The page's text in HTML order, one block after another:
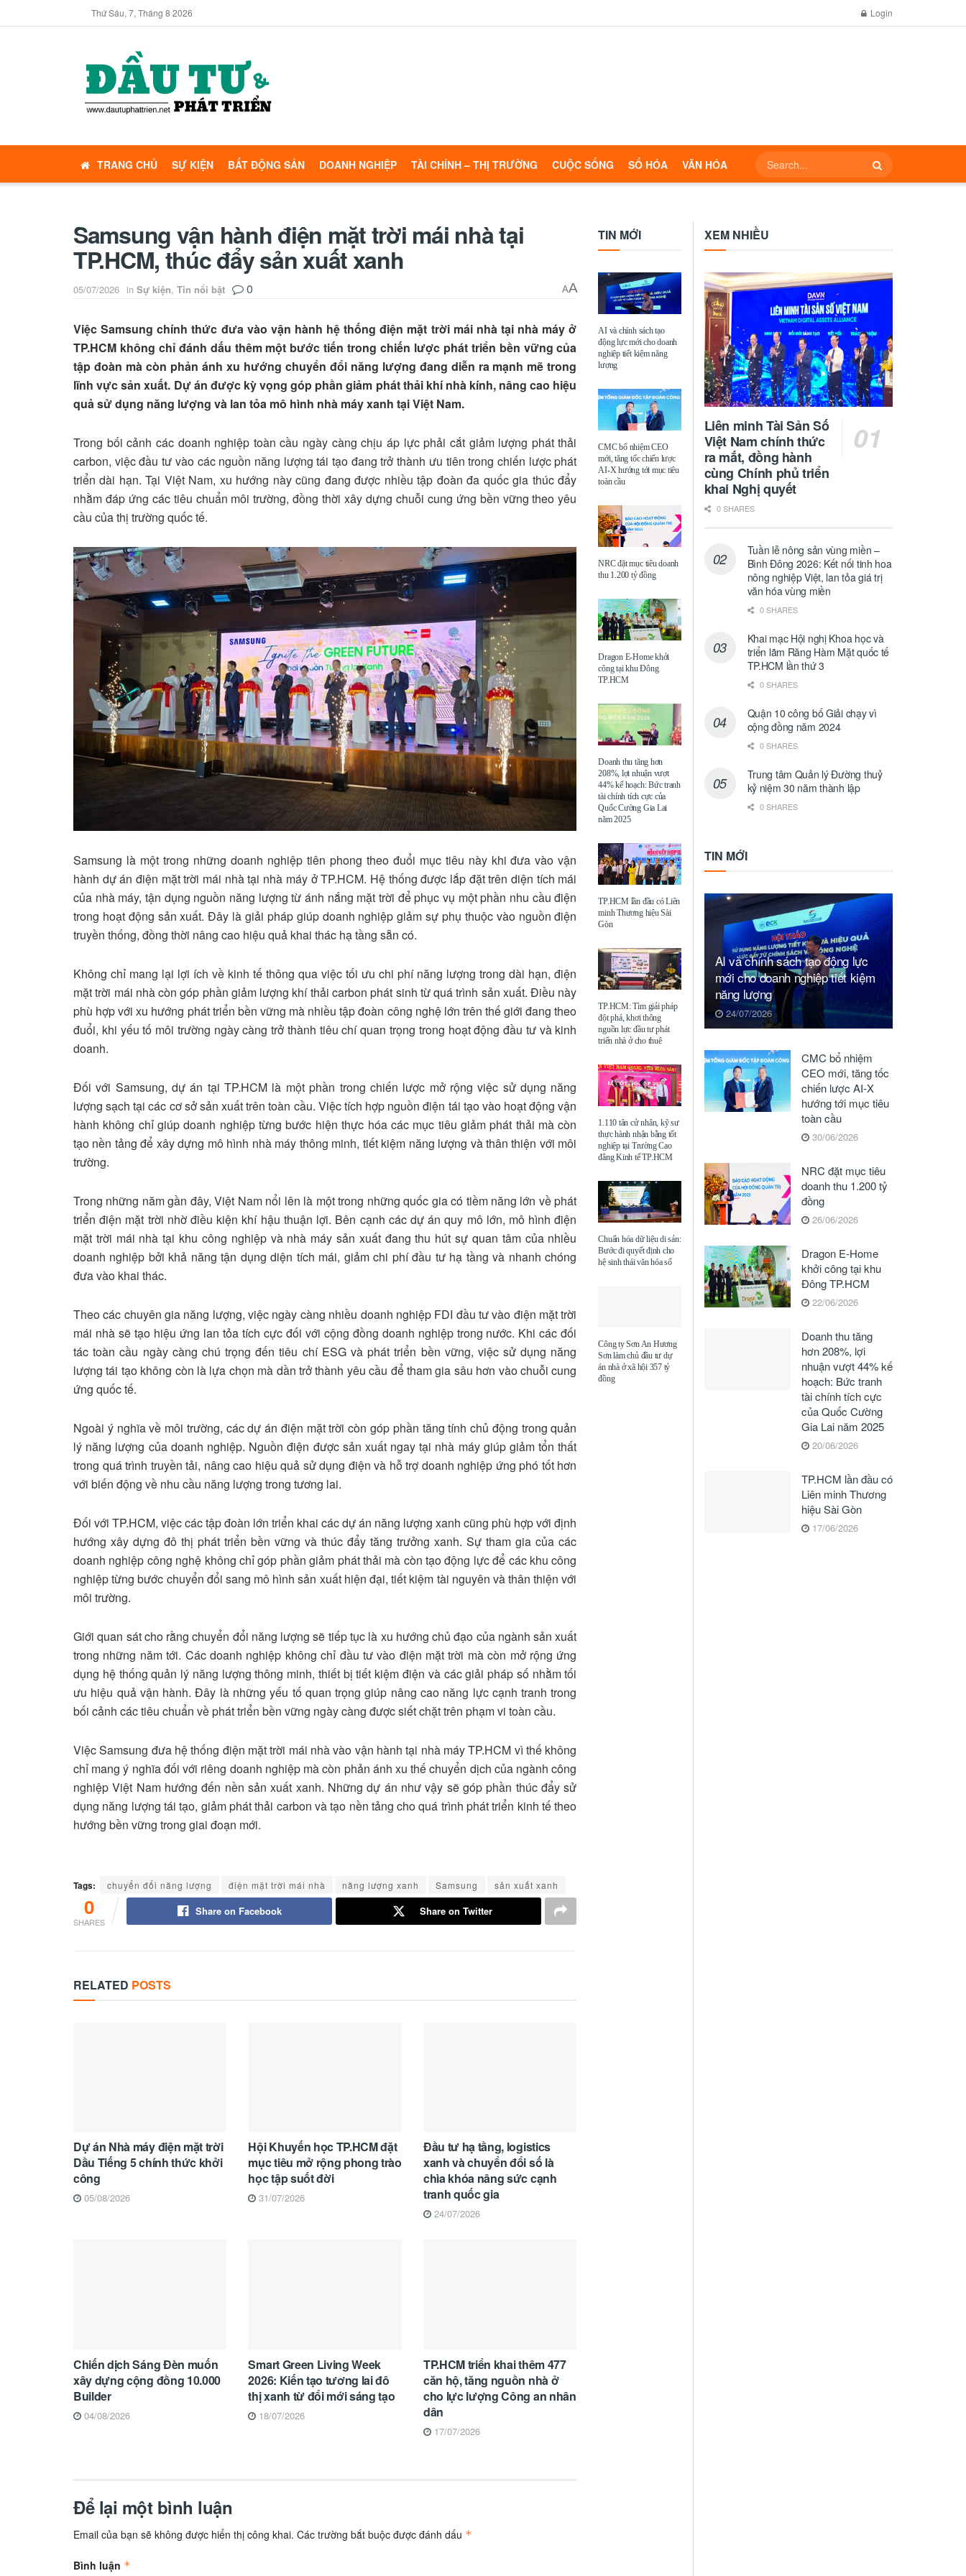
Thứ Sáu, 7, Tháng 8 2026 Login
TRANG CHỦ SỰ KIỆN BẤT ĐỘNG SẢN DOANH NGHIỆP TÀI CHÍNH – THỊ TRƯỜNG CUỘC SỐNG SỐ HÓA VĂN HÓA
Samsung vận hành điện mặt trời mái nhà tại
TP.HCM, thúc đẩy sản xuất xanh
05/07/2026 in Sự kiện, Tin nổi bật 0 AA
Việc Samsung chính thức đưa vào vận hành hệ thống điện mặt trời mái nhà tại nhà máy ở
TP.HCM không chỉ đánh dấu thêm một bước tiến trong chiến lược phát triển bền vững của
tập đoàn mà còn phản ánh xu hướng chuyển đổi năng lượng đang diễn ra mạnh mẽ trong
lĩnh vực sản xuất. Dự án được kỳ vọng góp phần giảm phát thải khí nhà kính, nâng cao hiệu
quả sử dụng năng lượng và lan tỏa mô hình nhà máy xanh tại Việt Nam.
Trong bối cảnh các doanh nghiệp toàn cầu ngày càng chịu áp lực phải cắt giảm lượng phát thải
carbon, việc đầu tư vào các nguồn năng lượng tái tạo đang trở thành ưu tiên trong chiến lược phát
triển dài hạn. Tại Việt Nam, xu hướng này cũng đang được nhiều tập đoàn đa quốc gia thúc đẩy
nhằm đáp ứng các tiêu chuẩn môi trường, đồng thời xây dựng chuỗi cung ứng bền vững theo yêu
cầu của thị trường quốc tế.
Samsung là một trong những doanh nghiệp tiên phong theo đuổi mục tiêu này khi đưa vào vận
hành dự án điện mặt trời mái nhà tại nhà máy ở TP.HCM. Hệ thống được lắp đặt trên diện tích mái
của nhà máy, tận dụng nguồn năng lượng từ ánh nắng mặt trời để phục vụ một phần nhu cầu điện
trong hoạt động sản xuất. Đây là giải pháp giúp doanh nghiệp giảm sự phụ thuộc vào nguồn điện
truyền thống, đồng thời nâng cao hiệu quả khai thác hạ tầng sẵn có.
Không chỉ mang lại lợi ích về kinh tế thông qua việc tối ưu chi phí năng lượng trong dài hạn, điện
mặt trời mái nhà còn góp phần giảm lượng khí thải carbon phát sinh từ quá trình sản xuất. Điều này
phù hợp với xu hướng phát triển bền vững mà nhiều tập đoàn công nghệ lớn trên thế giới đang theo
đuổi, khi yếu tố môi trường ngày càng trở thành tiêu chí quan trọng trong hoạt động đầu tư và kinh
doanh.
Đối với Samsung, dự án tại TP.HCM là một phần trong chiến lược mở rộng việc sử dụng năng
lượng sạch tại các cơ sở sản xuất trên toàn cầu. Việc tích hợp nguồn điện tái tạo vào hoạt động vận
hành không chỉ giúp doanh nghiệp từng bước hiện thực hóa các mục tiêu giảm phát thải mà còn
tạo nền tảng để xây dựng mô hình nhà máy thông minh, tiết kiệm năng lượng và thân thiện với môi
trường.
Trong những năm gần đây, Việt Nam nổi lên là một trong những quốc gia có tiềm năng lớn về phát
triển điện mặt trời nhờ điều kiện khí hậu thuận lợi. Bên cạnh các dự án quy mô lớn, mô hình điện
mặt trời mái nhà tại khu công nghiệp và nhà máy sản xuất đang thu hút sự quan tâm của nhiều
doanh nghiệp bởi khả năng tận dụng diện tích mái, giảm chi phí đầu tư hạ tầng và nhanh chóng
đưa vào khai thác.
Theo các chuyên gia năng lượng, việc ngày càng nhiều doanh nghiệp FDI đầu tư vào điện mặt trời
mái nhà sẽ tạo hiệu ứng lan tỏa tích cực đối với cộng đồng doanh nghiệp trong nước. Khi các đối
tác toàn cầu ngày càng chú trọng đến tiêu chí ESG và phát triển bền vững, việc sử dụng năng
lượng tái tạo không còn là lựa chọn mà dần trở thành yêu cầu để tham gia sâu hơn vào chuỗi cung
ứng quốc tế.
Ngoài ý nghĩa về môi trường, các dự án điện mặt trời còn góp phần tăng tính chủ động trong quản
lý năng lượng của doanh nghiệp. Nguồn điện được sản xuất ngay tại nhà máy giúp giảm tổn thất
trong quá trình truyền tải, nâng cao hiệu quả sử dụng điện và hỗ trợ doanh nghiệp ứng phó tốt hơn
với biến động về nhu cầu năng lượng trong tương lai.
Đối với TP.HCM, việc các tập đoàn lớn triển khai các dự án năng lượng xanh cũng phù hợp với định
hướng xây dựng đô thị phát triển bền vững và thúc đẩy tăng trưởng xanh. Sự tham gia của các
doanh nghiệp công nghệ không chỉ góp phần giảm phát thải mà còn tạo động lực để các khu công
nghiệp từng bước chuyển đổi sang mô hình sản xuất hiện đại, tiết kiệm tài nguyên và thân thiện với
môi trường.
Giới quan sát cho rằng chuyển đổi năng lượng sẽ tiếp tục là xu hướng chủ đạo của ngành sản xuất
trong những năm tới. Các doanh nghiệp không chỉ đầu tư vào điện mặt trời mà còn mở rộng ứng
dụng hệ thống quản lý năng lượng thông minh, thiết bị tiết kiệm điện và các giải pháp số nhằm tối
ưu hiệu quả vận hành. Đây là những yếu tố quan trọng giúp nâng cao năng lực cạnh tranh trong
bối cảnh các tiêu chuẩn về phát triển bền vững ngày càng được siết chặt trên phạm vi toàn cầu.
Việc Samsung đưa hệ thống điện mặt trời mái nhà vào vận hành tại nhà máy TP.HCM vì thế không
chỉ mang ý nghĩa đối với riêng doanh nghiệp mà còn phản ánh xu thế chuyển dịch của ngành công
nghiệp Việt Nam hướng đến nền sản xuất xanh. Những dự án như vậy sẽ góp phần thúc đẩy sử
dụng năng lượng tái tạo, giảm phát thải carbon và tạo nền tảng cho quá trình phát triển kinh tế theo
hướng bền vững trong giai đoạn mới.
Tags: chuyển đổi năng lượng điện mặt trời mái nhà năng lượng xanh Samsung sản xuất xanh
0
SHARES
Share on Facebook Share on Twitter
RELATED POSTS
Dự án Nhà máy điện mặt trời
Dầu Tiếng 5 chính thức khởi
công
05/08/2026
Hội Khuyến học TP.HCM đặt
mục tiêu mở rộng phong trào
học tập suốt đời
31/07/2026
Đầu tư hạ tầng, logistics
xanh và chuyển đổi số là
chìa khóa nâng sức cạnh
tranh quốc gia
24/07/2026
Chiến dịch Sáng Đèn muốn
xây dựng cộng đồng 10.000
Builder
04/08/2026
Smart Green Living Week
2026: Kiến tạo tương lai đô
thị xanh từ đổi mới sáng tạo
18/07/2026
TP.HCM triển khai thêm 477
căn hộ, tăng nguồn nhà ở
cho lực lượng Công an nhân
dân
17/07/2026
Để lại một bình luận
Email của bạn sẽ không được hiển thị công khai. Các trường bắt buộc được đánh dấu *
Bình luận *
TIN MỚI
AI và chính sách tạo
động lực mới cho doanh
nghiệp tiết kiệm năng
lượng
CMC bổ nhiệm CEO
mới, tăng tốc chiến lược
AI-X hướng tới mục tiêu
toàn cầu
NRC đặt mục tiêu doanh
thu 1.200 tỷ đồng
Dragon E-Home khởi
công tại khu Đông
TP.HCM
Doanh thu tăng hơn
208%, lợi nhuận vượt
44% kế hoạch: Bức tranh
tài chính tích cực của
Quốc Cường Gia Lai
năm 2025
TP.HCM lần đầu có Liên
minh Thương hiệu Sài
Gòn
TP.HCM: Tìm giải pháp
đột phá, khơi thông
nguồn lực đầu tư phát
triển nhà ở cho thuê
1.110 tân cử nhân, kỹ sư
thực hành nhận bằng tốt
nghiệp tại Trường Cao
đẳng Kinh tế TP.HCM
Chuẩn hóa dữ liệu di sản:
Bước đi quyết định cho
hệ sinh thái văn hóa số
Công ty Sơn An Hương
Sơn làm chủ đầu tư dự
án nhà ở xã hội 357 tỷ
đồng
XEM NHIỀU
Liên minh Tài Sản Số
Việt Nam chính thức
ra mắt, đồng hành
cùng Chính phủ triển
khai Nghị quyết
0 SHARES
Tuần lễ nông sản vùng miền –
Bình Đông 2026: Kết nối tinh hoa
nông nghiệp Việt, lan tỏa giá trị
văn hóa vùng miền
0 SHARES
Khai mạc Hội nghị Khoa học và
triển lãm Răng Hàm Mặt quốc tế
TP.HCM lần thứ 3
0 SHARES
Quận 10 công bố Giải chạy vì
cộng đồng năm 2024
0 SHARES
Trung tâm Quản lý Đường thuỷ
kỷ niệm 30 năm thành lập
0 SHARES
TIN MỚI
AI và chính sách tạo động lực
mới cho doanh nghiệp tiết kiệm
năng lượng
24/07/2026
CMC bổ nhiệm
CEO mới, tăng tốc
chiến lược AI-X
hướng tới mục tiêu
toàn cầu
30/06/2026
NRC đặt mục tiêu
doanh thu 1.200 tỷ
đồng
26/06/2026
Dragon E-Home
khởi công tại khu
Đông TP.HCM
22/06/2026
Doanh thu tăng
hơn 208%, lợi
nhuận vượt 44% kế
hoạch: Bức tranh
tài chính tích cực
của Quốc Cường
Gia Lai năm 2025
20/06/2026
TP.HCM lần đầu có
Liên minh Thương
hiệu Sài Gòn
17/06/2026